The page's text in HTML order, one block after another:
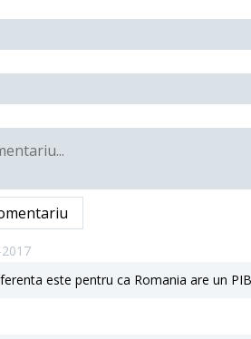
este pentru ca Romania are un